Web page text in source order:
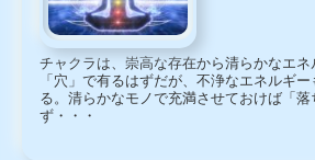
チャクラは、崇高な存在から清らかなエネ
「穴」で有るはずだが、不浄なエネルギ
る。清らかなモノで充満させておけば「
ず・・・